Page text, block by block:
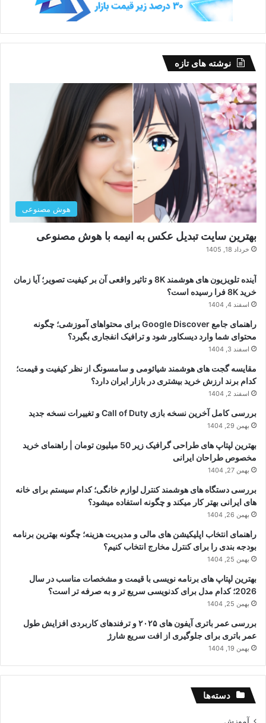
نوشته های تازه
هوش مصنوعی
بهترین سایت تبدیل عکس به انیمه با هوش مصنوعی
خرداد 18, 1405
آینده تلویزیون های هوشمند 8K و تاثیر واقعی آن بر کیفیت تصویر؛ آیا زمان
خرید 8K فرا رسیده است؟
اسفند 4, 1404
راهنمای جامع Google Discover برای محتواهای آموزشی؛ چگونه
محتوای شما وارد دیسکاور شود و ترافیک انفجاری بگیرد؟
اسفند 3, 1404
مقایسه گجت های هوشمند شیائومی و سامسونگ از نظر کیفیت و قیمت؛
کدام برند ارزش خرید بیشتری در بازار ایران دارد؟
اسفند 2, 1404
بررسی کامل آخرین نسخه بازی Call of Duty و تغییرات نسخه جدید
بهمن 29, 1404
بهترین لپتاپ های طراحی گرافیک زیر 50 میلیون تومان | راهنمای خرید
مخصوص طراحان ایرانی
بهمن 27, 1404
بررسی دستگاه های هوشمند کنترل لوازم خانگی؛ کدام سیستم برای خانه
های ایرانی بهتر کار میکند و چگونه استفاده میشود؟
بهمن 26, 1404
راهنمای انتخاب اپلیکیشن های مالی و مدیریت هزینه؛ چگونه بهترین برنامه
بودجه بندی را برای کنترل مخارج انتخاب کنیم؟
بهمن 25, 1404
بهترین لپتاپ های برنامه نویسی با قیمت و مشخصات مناسب در سال
2026؛ کدام مدل برای کدنویسی سریع تر و به صرفه تر است؟
بهمن 25, 1404
بررسی عمر باتری آیفون های ۲۰۲۵ و ترفندهای کاربردی افزایش طول
عمر باتری برای جلوگیری از افت سریع شارژ
بهمن 19, 1404
دسته‌ها